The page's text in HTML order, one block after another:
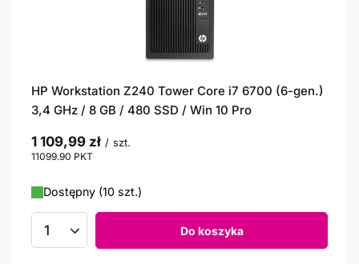
HP Workstation Z240 Tower Core i7 6700 (6-gen.)
3,4 GHz / 8 GB / 480 SSD / Win 10 Pro
1 109,99 zł / szt.
11099.90 PKT
Dostępny (10 szt.)
Ilość produktów Do koszyka